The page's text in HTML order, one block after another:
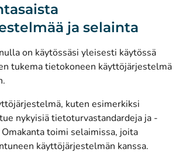
ja selainta
on käytössäsi yleisesti käytössä
tukema tietokoneen käyttöjärjestelmä
kuten esimerkiksi
nykyisiä tietoturvastandardeja ja -
toimi selaimissa, joita
käyttöjärjestelmän kanssa.